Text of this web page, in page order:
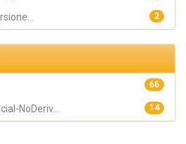
2
66
14
NoDeriv...